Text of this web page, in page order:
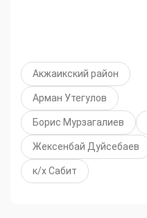
Акжаикский район
Арман Утегулов
Борис Мурзагалиев
Жексенбай Дуйсебаев
к/х Сабит